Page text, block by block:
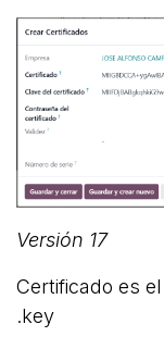
Versión 17
Certificado es
.key